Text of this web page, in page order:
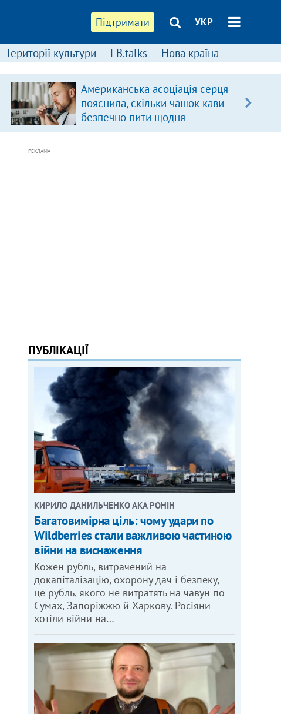
Підтримати УКР
Території культури LB.talks Нова країна
Американська асоціація серця
пояснила, скільки чашок кави
безпечно пити щодня
РЕКЛАМА
ПУБЛІКАЦІЇ
КИРИЛО ДАНИЛЬЧЕНКО АКА РОНІН
Багатовимірна ціль: чому удари по
Wildberries стали важливою частиною
війни на виснаження
Кожен рубль, витрачений на
докапіталізацію, охорону дач і безпеку, —
це рубль, якого не витратять на чавун по
Сумах, Запоріжжю й Харкову. Росіяни
хотіли війни на…